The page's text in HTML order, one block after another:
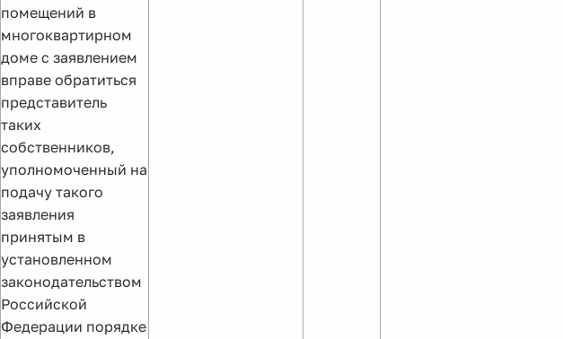
помещений в
многоквартирном
доме с заявлением
вправе обратиться
представитель
таких
собственников,
уполномоченный на
подачу такого
заявления
принятым в
установленном
законодательством
Российской
Федерации порядке